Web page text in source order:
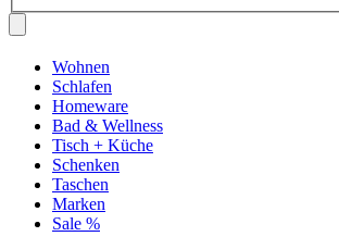
Wohnen
Schlafen
Homeware
Bad & Wellness
Tisch + Küche
Schenken
Taschen
Marken
Sale %